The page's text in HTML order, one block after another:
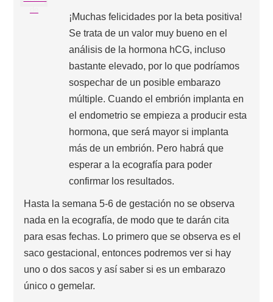
¡Muchas felicidades por la beta positiva!
Se trata de un valor muy bueno en el
análisis de la hormona hCG, incluso
bastante elevado, por lo que podríamos
sospechar de un posible embarazo
múltiple. Cuando el embrión implanta en
el endometrio se empieza a producir esta
hormona, que será mayor si implanta
más de un embrión. Pero habrá que
esperar a la ecografía para poder
confirmar los resultados.
Hasta la semana 5-6 de gestación no se observa
nada en la ecografía, de modo que te darán cita
para esas fechas. Lo primero que se observa es el
saco gestacional, entonces podremos ver si hay
uno o dos sacos y así saber si es un embarazo
único o gemelar.